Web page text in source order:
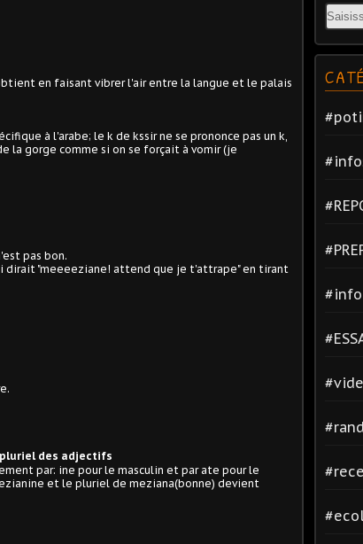
en faisant vibrer l'air entre la langue et le palais
à l'arabe; le k de kssir ne se prononce pas un k,
la gorge comme si on se forçait à vomir (je
pas bon.
dirait "meeeeziane! attend que je t'attrape" en tirant
pluriel des adjectifs
par: ine pour le masculin et par ate pour le
et le pluriel de meziana(bonne) devient
Email
#info